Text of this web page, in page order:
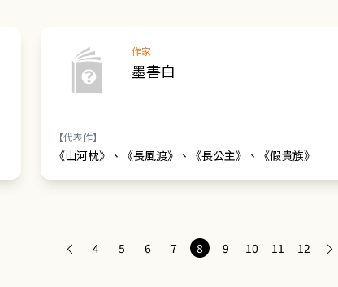
作家
墨書白
【代表作】
《山河枕》、《長風渡》、《長公主》、《假貴族》
4 5 6 7 8 9 10 11 12